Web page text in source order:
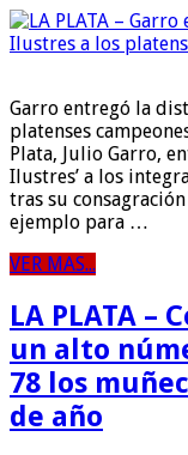
Garro entregó la
platenses
Plata, Julio Garro,
Ilustres’ a los
tras su
ejemplo para …
VER MAS...
LA PLATA –
un alto
78 los
de año